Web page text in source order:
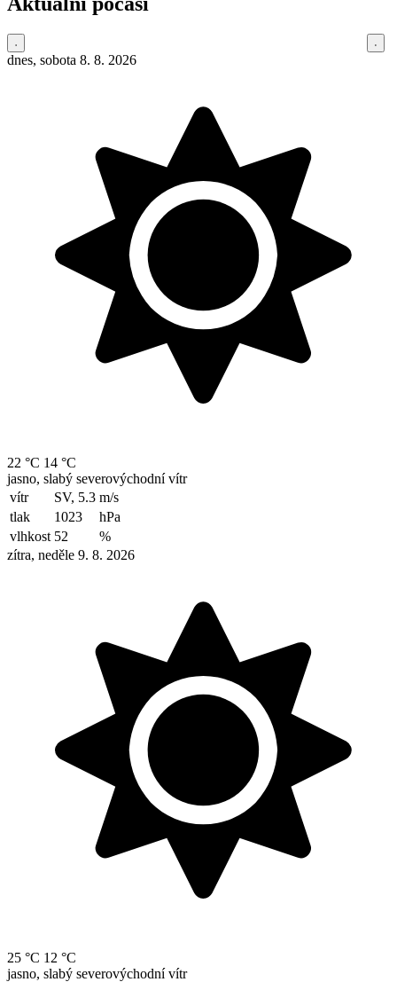
dnes, sobota 8. 8. 2026
22 °C 14 °C
jasno, slabý severovýchodní vítr
vítr
SV, 5.3 m/s
tlak
1023
hPa
vlhkost 52
%
zítra, neděle 9. 8. 2026
25 °C 12 °C
jasno, slabý severovýchodní vítr